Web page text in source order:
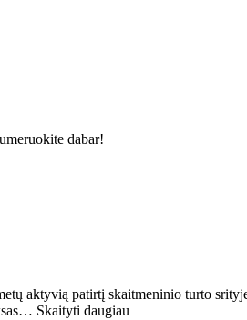
dabar!
aktyvią patirtį skaitmeninio turto
Skaityti daugiau